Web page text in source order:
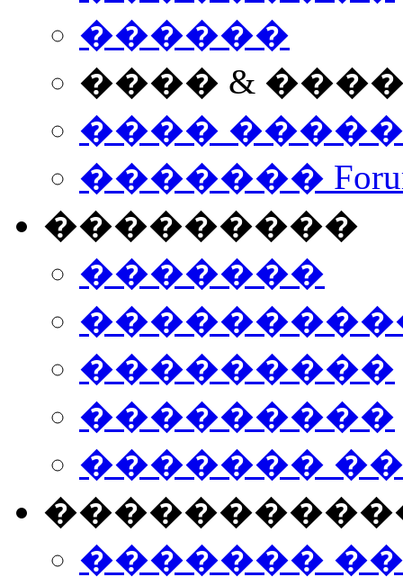
������
���� &
����
�������
���������
�������
���������
���������
�������
�������